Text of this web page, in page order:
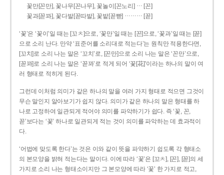
꽃만[꼰만], 꽃나무[꼰나무], 꽃놀이[꼰노리] … [꼰]
꽃과[꼳꽈], 꽃다발[꼳따발], 꽃밭[꼳빧] ……… [꼳]
‘꽃’은 ‘꽃이’일 때는 [꼬ㅊ]으로, ‘꽃만’일 때는 [꼰]으로, ‘꽃과’일 때는 [꼳]
으로 소리 난다. 만약 ‘표준어를 소리대로 적는다’는 원칙만 적용한다면,
[꼬치]로 소리 나는 말은 ‘꼬치’로, [꼰만]으로 소리 나는 말은 ‘꼰만’으로,
[꼳꽈]로 소리 나는 말은 ‘꼳꽈’로 적게 되어 ‘꽃[花]’이라는 하나의 말이 여
러 형태로 적히게 된다.
그런데 이처럼 의미가 같은 하나의 말을 여러 가지 형태로 적으면 그것이
무슨 말인지 알아보기가 쉽지 않다. 의미가 같은 하나의 말은 형태를 하
나로 고정하여 일관되게 적어야 의미를 파악하기가 쉽다. 즉 ‘꽃, 꼰,
꼳’보다는 ‘꽃’ 하나로 일관되게 적는 것이 의미를 파악하는 데 효과적이
다.
‘어법에 맞도록 한다’는 것은 이와 같이 뜻을 파악하기 쉽도록 각 형태소
의 본모양을 밝혀 적는다는 말이다. 이에 따라 ‘꽃’은 [꼬ㅊ], [꼰], [꼳]의 세
가지로 소리 나는 형태소이지만 그 본모양에 따라 ‘꽃’ 한 가지로 적고,